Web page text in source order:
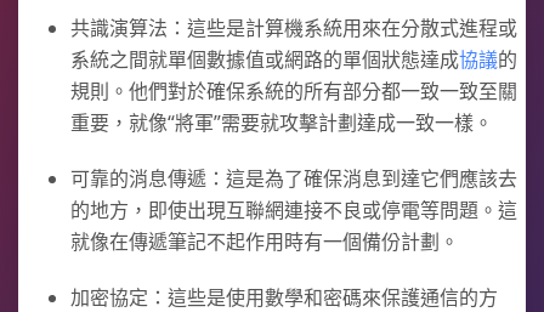
共識演算法：這些是計算機系統用來在分散式進程或
系統之間就單個數據值或網路的單個狀態達成協議的
規則。他們對於確保系統的所有部分都一致一致至關
重要，就像“將軍”需要就攻擊計劃達成一致一樣。
可靠的消息傳遞：這是為了確保消息到達它們應該去
的地方，即使出現互聯網連接不良或停電等問題。這
就像在傳遞筆記不起作用時有一個備份計劃。
加密協定：這些是使用數學和密碼來保護通信的方